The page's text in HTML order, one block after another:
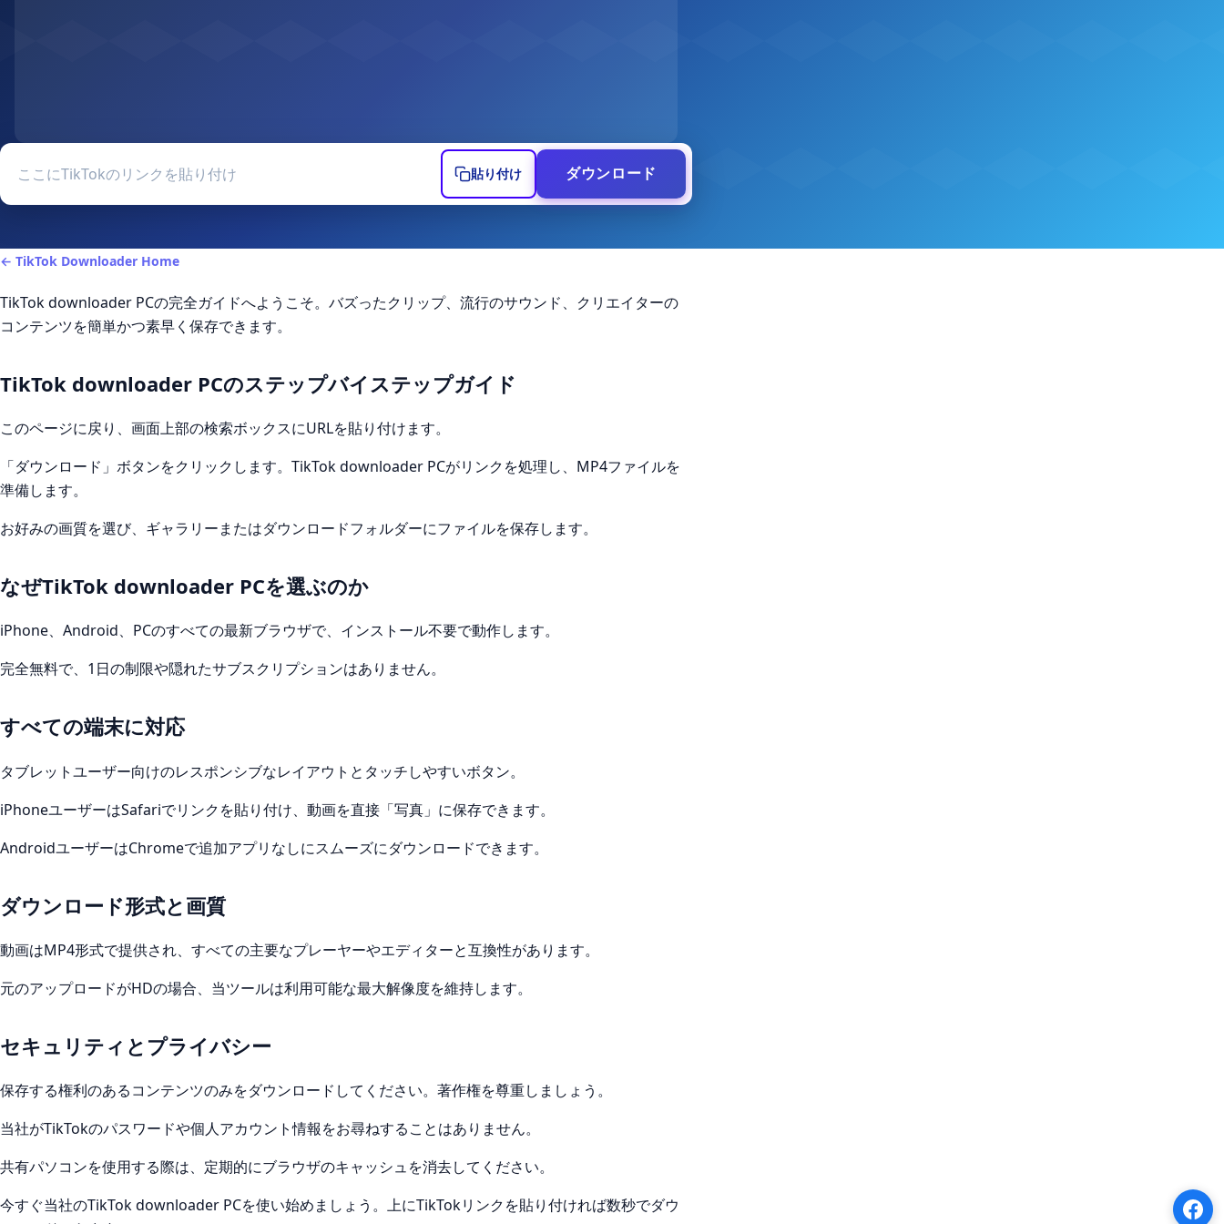
TikTok動画のURL
貼り付け ダウンロード
← TikTok Downloader Home
TikTok downloader PCの完全ガイドへようこそ。バズったクリップ、流行のサウンド、クリエイターの
コンテンツを簡単かつ素早く保存できます。
TikTok downloader PCのステップバイステップガイド
このページに戻り、画面上部の検索ボックスにURLを貼り付けます。
「ダウンロード」ボタンをクリックします。TikTok downloader PCがリンクを処理し、MP4ファイルを
準備します。
お好みの画質を選び、ギャラリーまたはダウンロードフォルダーにファイルを保存します。
なぜTikTok downloader PCを選ぶのか
iPhone、Android、PCのすべての最新ブラウザで、インストール不要で動作します。
完全無料で、1日の制限や隠れたサブスクリプションはありません。
すべての端末に対応
タブレットユーザー向けのレスポンシブなレイアウトとタッチしやすいボタン。
iPhoneユーザーはSafariでリンクを貼り付け、動画を直接「写真」に保存できます。
AndroidユーザーはChromeで追加アプリなしにスムーズにダウンロードできます。
ダウンロード形式と画質
動画はMP4形式で提供され、すべての主要なプレーヤーやエディターと互換性があります。
元のアップロードがHDの場合、当ツールは利用可能な最大解像度を維持します。
セキュリティとプライバシー
保存する権利のあるコンテンツのみをダウンロードしてください。著作権を尊重しましょう。
当社がTikTokのパスワードや個人アカウント情報をお尋ねすることはありません。
共有パソコンを使用する際は、定期的にブラウザのキャッシュを消去してください。
今すぐ当社のTikTok downloader PCを使い始めましょう。上にTikTokリンクを貼り付ければ数秒でダウ